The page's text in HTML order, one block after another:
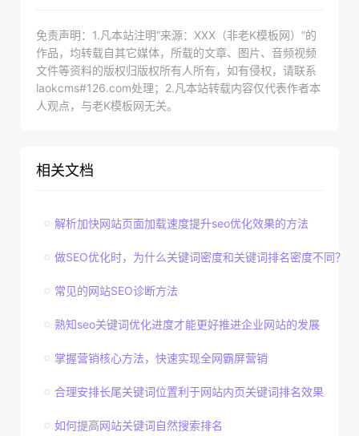
免责声明：1.凡本站注明“来源：XXX（非老K模板网）”的
作品，均转载自其它媒体，所载的文章、图片、音频视频
文件等资料的版权归版权所有人所有，如有侵权，请联系
laokcms#126.com处理；2.凡本站转载内容仅代表作者本
人观点，与老K模板网无关。
相关文档
解析加快网站页面加载速度提升seo优化效果的方法
做SEO优化时，为什么关键词密度和关键词排名密度不同？
常见的网站SEO诊断方法
熟知seo关键词优化进度才能更好推进企业网站的发展
掌握营销核心方法，快速实现全网霸屏营销
合理安排长尾关键词位置利于网站内页关键词排名效果
如何提高网站关键词自然搜索排名